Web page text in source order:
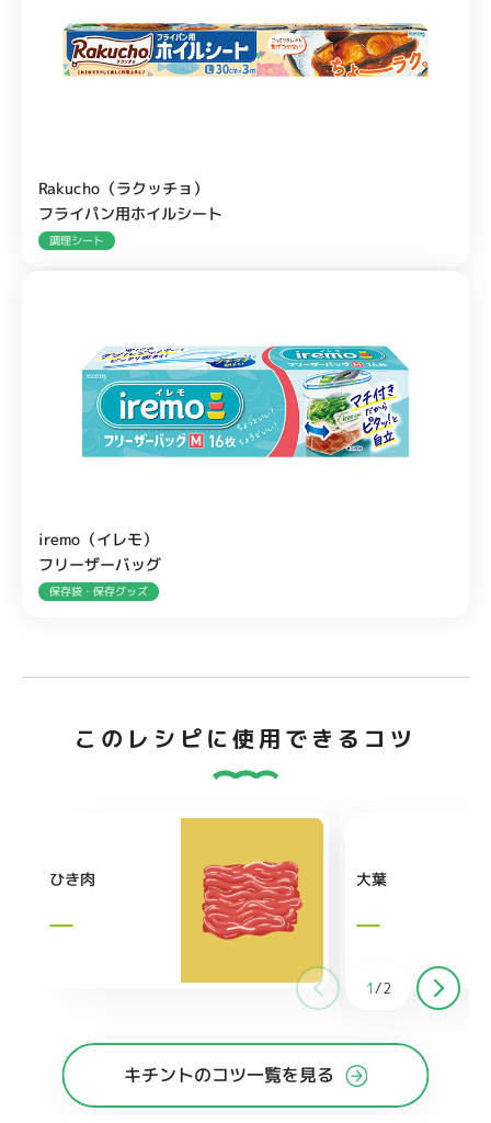
Rakucho（ラクッチョ）
フライパン用ホイルシート
調理シート
iremo（イレモ）
フリーザーバッグ
保存袋・保存グッズ
このレシピに使用できるコツ
ひき肉 大葉
1/2
キチントのコツ一覧を見る